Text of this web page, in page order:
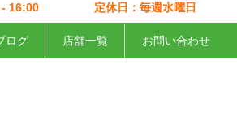
16:00 定休日：毎週水曜日
ログ 店舗一覧 お問い合わせ